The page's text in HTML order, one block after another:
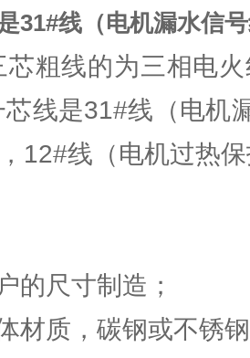
31#线（电机漏水信
芯粗线的为三相电
芯线是31#线（电机
12#线（电机过热
的尺寸制造；
材质，碳钢或不锈